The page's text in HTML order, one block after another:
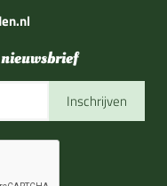
Inschrijven